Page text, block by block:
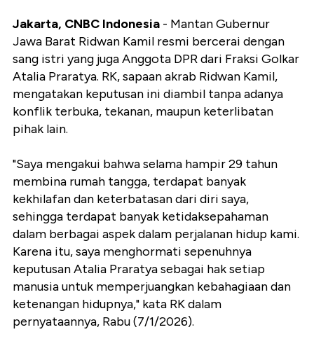
Jakarta, CNBC Indonesia - Mantan Gubernur
Jawa Barat Ridwan Kamil resmi bercerai dengan
sang istri yang juga Anggota DPR dari Fraksi Golkar
Atalia Praratya. RK, sapaan akrab Ridwan Kamil,
mengatakan keputusan ini diambil tanpa adanya
konflik terbuka, tekanan, maupun keterlibatan
pihak lain.
"Saya mengakui bahwa selama hampir 29 tahun
membina rumah tangga, terdapat banyak
kekhilafan dan keterbatasan dari diri saya,
sehingga terdapat banyak ketidaksepahaman
dalam berbagai aspek dalam perjalanan hidup kami.
Karena itu, saya menghormati sepenuhnya
keputusan Atalia Praratya sebagai hak setiap
manusia untuk memperjuangkan kebahagiaan dan
ketenangan hidupnya," kata RK dalam
pernyataannya, Rabu (7/1/2026).